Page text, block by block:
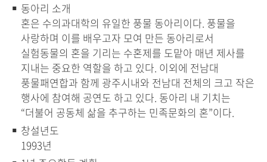
동아리 소개
혼은 수의과대학의 유일한 풍물 동아리이다. 풍물을
사랑하며 이를 배우고자 모여 만든 동아리로서
실험동물의 혼을 기리는 수혼제를 도맡아 매년 제사를
지내는 중요한 역할을 하고 있다. 이외에 전남대
풍물패연합과 함께 광주시내와 전남대 전체의 크고 작은
행사에 참여해 공연도 하고 있다. 동아리 내 기치는
“더불어 공동체 삶을 추구하는 민족문화의 혼”이다.
창설년도
1993년